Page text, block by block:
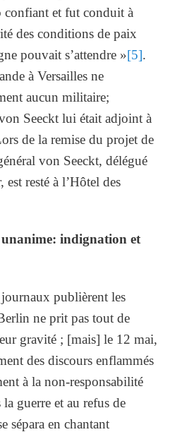
et fut conduit à
des conditions de paix
pouvait s’attendre »[5].
à Versailles ne
aucun militaire;
Seeckt lui était adjoint à
de la remise du projet de
von Seeckt, délégué
resté à l’Hôtel des
indignation et
publièrent les
ne prit pas tout de
gravité ; [mais] le 12 mai,
des discours enflammés
à la non-responsabilité
guerre et au refus de
sépara en chantant